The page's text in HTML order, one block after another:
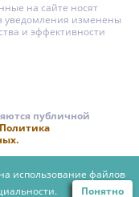
на сайте носят
уведомления изменены
и эффективности
публичной
Политика
использование файлов
Понятно